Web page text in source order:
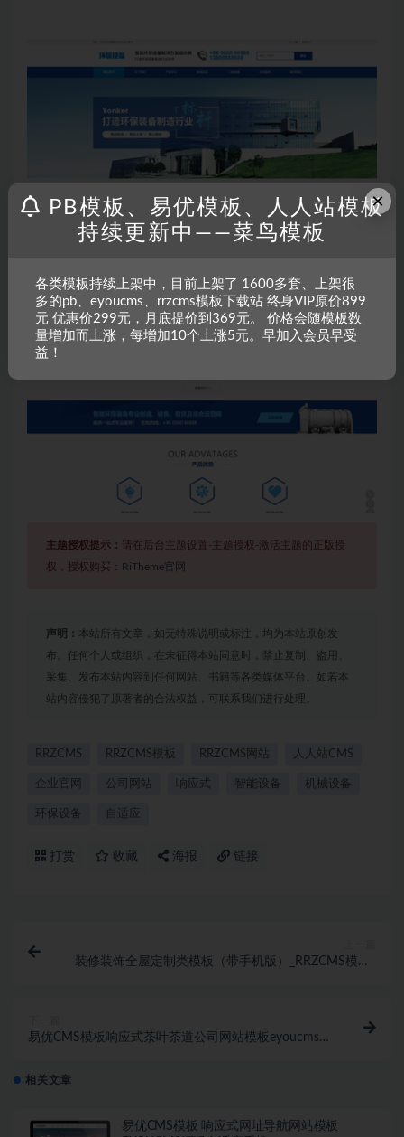
主题授权提示： 请在后台主题设置-主题授权-激活主题的正版授
权，授权购买： RiTheme官网
声明： 本站所有文章，如无特殊说明或标注，均为本站原创发
布。任何个人或组织，在未征得本站同意时，禁止复制、盗用、
采集、发布本站内容到任何网站、书籍等各类媒体平台。如若本
站内容侵犯了原著者的合法权益，可联系我们进行处理。
RRZCMS RRZCMS模板 RRZCMS网站 人人站CMS
企业官网 公司网站 响应式 智能设备 机械设备
环保设备 自适应
打赏 收藏 海报 链接
装修装饰全屋定制类模板（带手机版）_RRZCMS模板_
易优CMS模板响应式茶叶茶道公司网站模板eyoucms源
相关文章
易优CMS模板 响应式网址导航网站模板
×
PB模板、易优模板、人人站模板
持续更新中——菜鸟模板
各类模板持续上架中，目前上架了 1600多套、上架很
多的pb、eyoucms、rrzcms模板下载站 终身VIP原价899
元 优惠价299元，月底提价到369元。 价格会随模板数
量增加而上涨，每增加10个上涨5元。早加入会员早受
益！